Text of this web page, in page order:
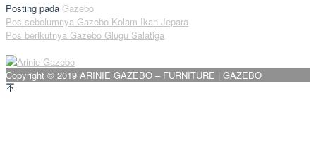
Posting pada Gazebo
Navigasi
pos
Pos sebelumnya Gazebo Kolam Ikan Jepara
Pos berikutnya Gazebo Glugu Salatiga
Copyright © 2019 ARINIE GAZEBO – FURNITURE | GAZEBO